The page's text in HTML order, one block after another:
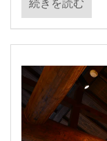
続きを読む